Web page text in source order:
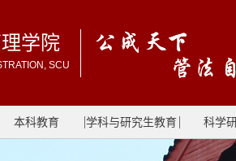
学院
SCU
本科教育 学科与研究生教育 科学